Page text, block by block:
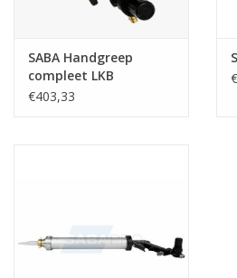
SABA Handgreep
compleet LKB
€403,33